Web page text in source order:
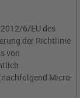
6/EU des
der Richtlinie
von
Micro-